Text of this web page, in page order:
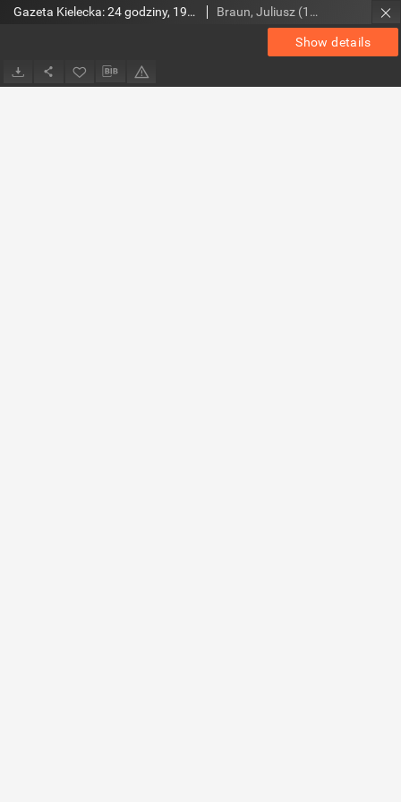
Show details
Gazeta Kielecka: 24 godziny, 1992, R.4, nr 240 Braun, Juliusz (1948- ). Red.